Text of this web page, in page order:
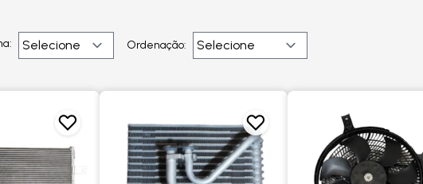
Ordenação: